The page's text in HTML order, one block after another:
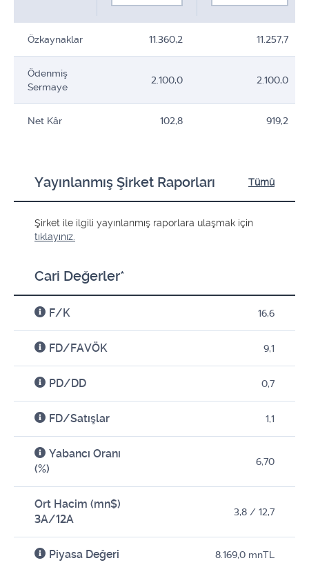
Özkaynaklar 11.360,2 11.257,7
Ödenmiş
Sermaye
2.100,0 2.100,0
Net Kâr 102,8 919,2
Yayınlanmış Şirket Raporları Tümü
Şirket ile ilgili yayınlanmış raporlara ulaşmak için
tıklayınız.
Cari Değerler*
F/K 16,6
FD/FAVÖK 9,1
PD/DD 0,7
FD/Satışlar 1,1
Yabancı Oranı
(%)
6,70
Ort Hacim (mn$)
3A/12A
3,8 / 12,7
Piyasa Değeri 8.169,0 mnTL